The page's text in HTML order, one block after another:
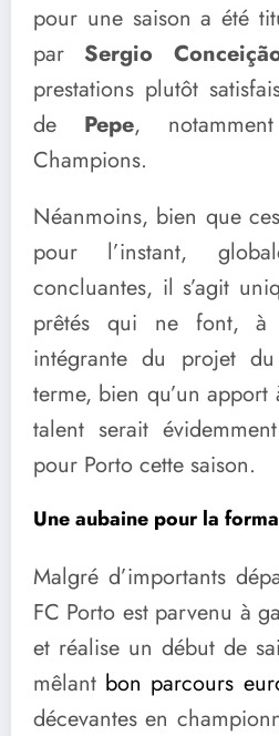
pour une saison a été
par Sergio
prestations plutôt
de Pepe,
Champions.
Néanmoins, bien que
pour l’instant,
concluantes, il s’agit
prêtés qui ne font, à
intégrante du projet
terme, bien qu’un
talent serait
pour Porto cette saison.
Une aubaine pour la
Malgré d’importants
FC Porto est parvenu à
et réalise un début de
mêlant bon parcours
décevantes en